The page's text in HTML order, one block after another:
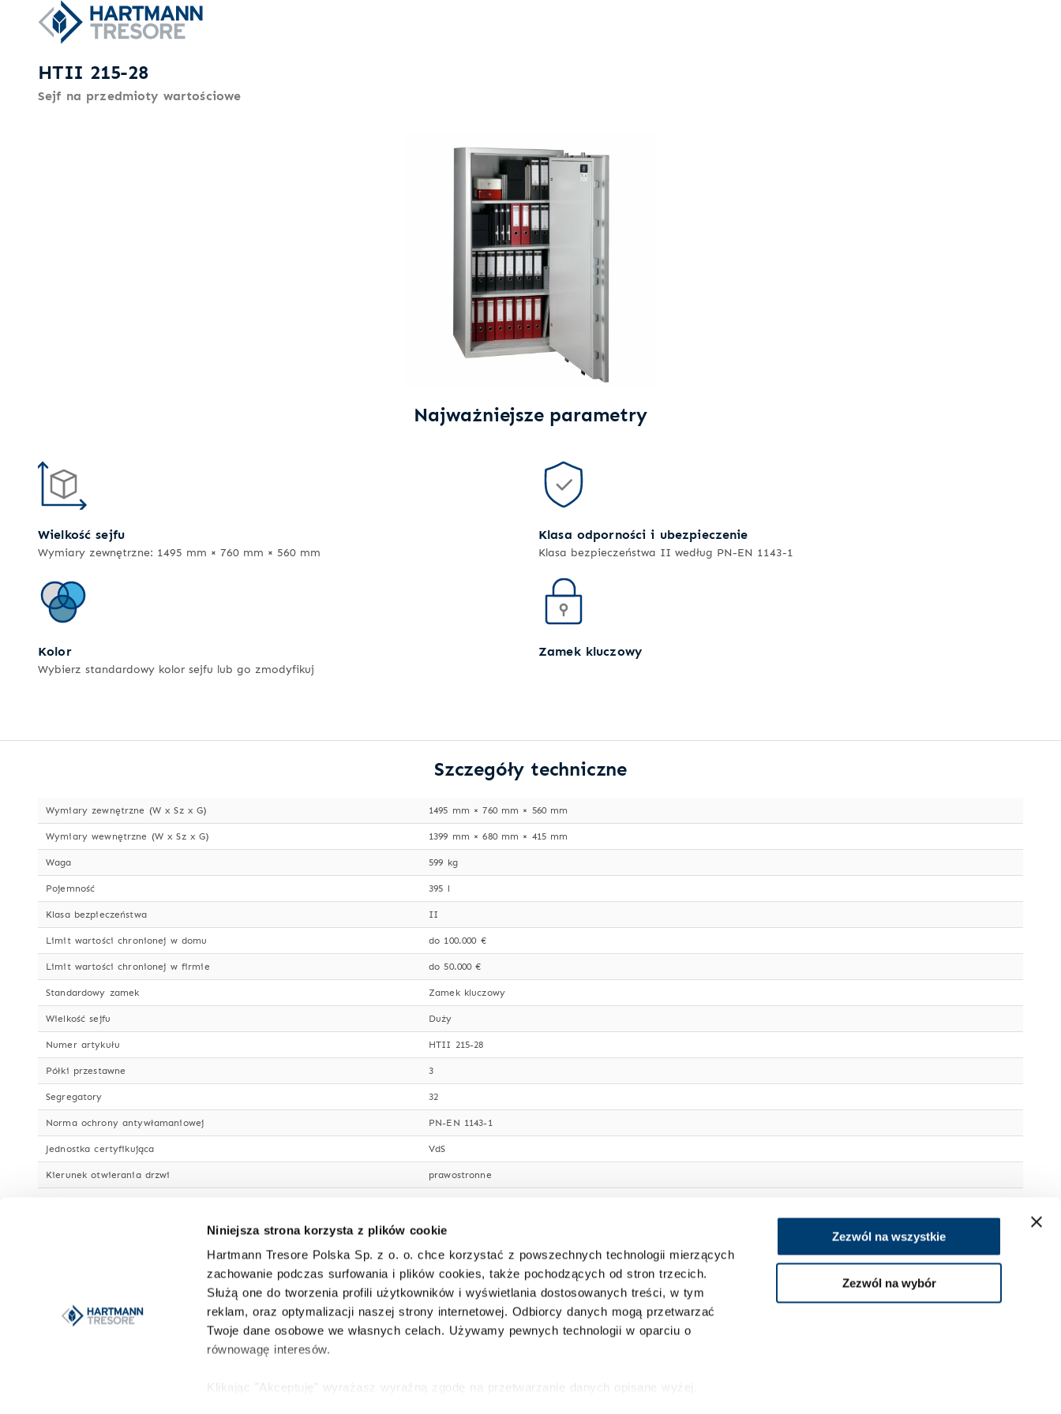
Niniejsza strona korzysta z plików cookie
Hartmann Tresore Polska Sp. z o. o. chce korzystać z powszechnych technologii mierzących
zachowanie podczas surfowania i plików cookies, także pochodzących od stron trzecich.
Służą one do tworzenia profili użytkowników i wyświetlania dostosowanych treści, w tym
reklam, oraz optymalizacji naszej strony internetowej. Odbiorcy danych mogą przetwarzać
Twoje dane osobowe we własnych celach. Używamy pewnych technologii w oparciu o
równowagę interesów.
Klikając "Akceptuję" wyrażasz wyraźną zgodę na przetwarzanie danych opisane wyżej.
Zezwól na wszystkie
Zezwól na wybór
HTII 215-28
Sejf na przedmioty wartościowe
Najważniejsze parametry
Wielkość sejfu
Wymiary zewnętrzne: 1495 mm × 760 mm × 560 mm
Klasa odporności i ubezpieczenie
Klasa bezpieczeństwa II według PN-EN 1143-1
Kolor
Wybierz standardowy kolor sejfu lub go zmodyfikuj
Zamek kluczowy
Szczegóły techniczne
Wymiary zewnętrzne (W x Sz x G) 1495 mm × 760 mm × 560 mm
Wymiary wewnętrzne (W x Sz x G) 1399 mm × 680 mm × 415 mm
Waga 599 kg
Pojemność 395 l
Klasa bezpieczeństwa II
Limit wartości chronionej w domu do 100.000 €
Limit wartości chronionej w firmie do 50.000 €
Standardowy zamek Zamek kluczowy
Wielkość sejfu Duży
Numer artykułu HTII 215-28
Półki przestawne 3
Segregatory 32
Norma ochrony antywłamaniowej PN-EN 1143-1
Jednostka certyfikująca VdS
Kierunek otwierania drzwi prawostronne
1389 x 657 mm
105 mm
45 mm
Lakier/Kolor jasnoszary RAL 7035
Właściwości zamka ryglowanie z trzech stron bolcami okrągłymi o średnicy 40 mm
uszczelka ognioodporna w futrynie